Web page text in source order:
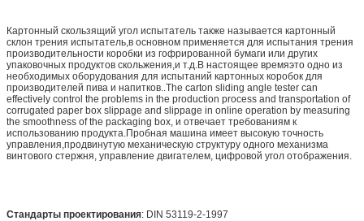
Картонный скользящий угол испытатель также называется картонный
склон трения испытатель,в основном применяется для испытания трения
производительности коробки из гофрированной бумаги или других
упаковочных продуктов скольжения,и т.д.В настоящее времяэто одно из
необходимых оборудования для испытаний картонных коробок для
производителей пива и напитков..The carton sliding angle tester can
effectively control the problems in the production process and transportation of
corrugated paper box slippage and slippage in online operation by measuring
the smoothness of the packaging box, и отвечает требованиям к
использованию продукта.Пробная машина имеет высокую точность
управления,продвинутую механическую структуру одного механизма
винтового стержня, управление двигателем, цифровой угол отображения.
Стандарты проектирования: DIN 53119-2-1997